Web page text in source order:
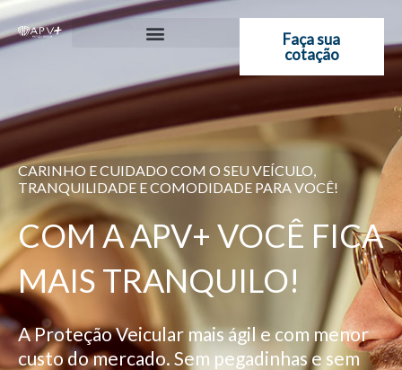
Ir
para
Faça sua
cotação
CARINHO E CUIDADO COM O SEU VEÍCULO,
TRANQUILIDADE E COMODIDADE PARA VOCÊ!
COM A APV+ VOCÊ FICA
MAIS TRANQUILO!
A Proteção Veicular mais ágil e com menor
custo do mercado. Sem pegadinhas e sem